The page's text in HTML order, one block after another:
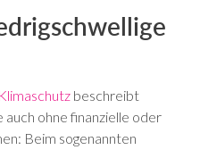
beschreibt
ohne finanzielle oder
Beim sogenannten